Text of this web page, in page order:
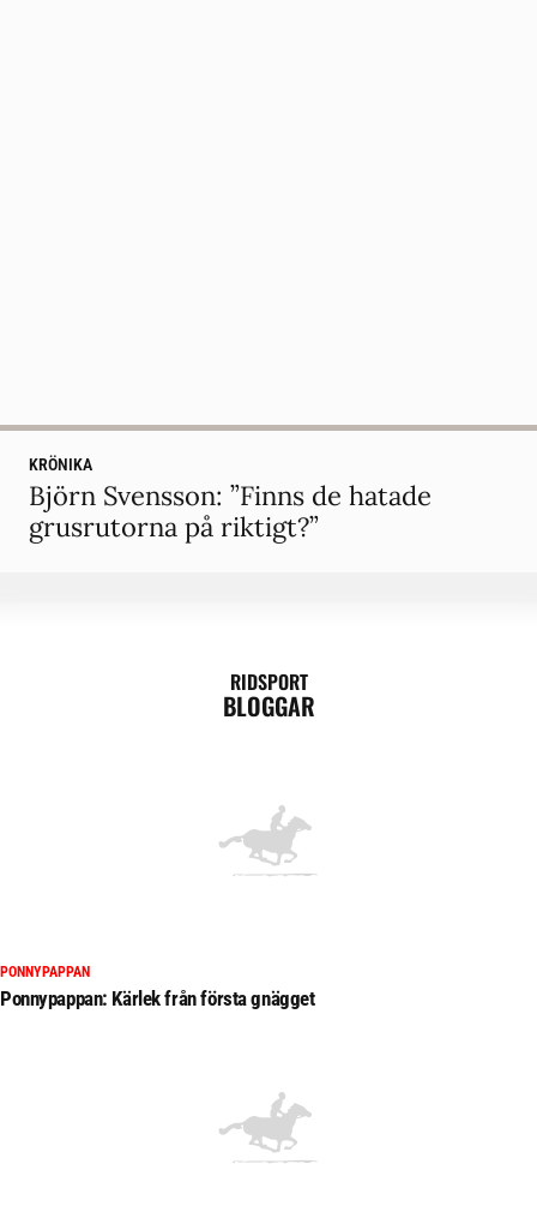
KRÖNIKA
Björn Svensson: ”Finns de hatade
grusrutorna på riktigt?”
RIDSPORT
BLOGGAR
PONNYPAPPAN
Ponnypappan: Kärlek från första gnägget